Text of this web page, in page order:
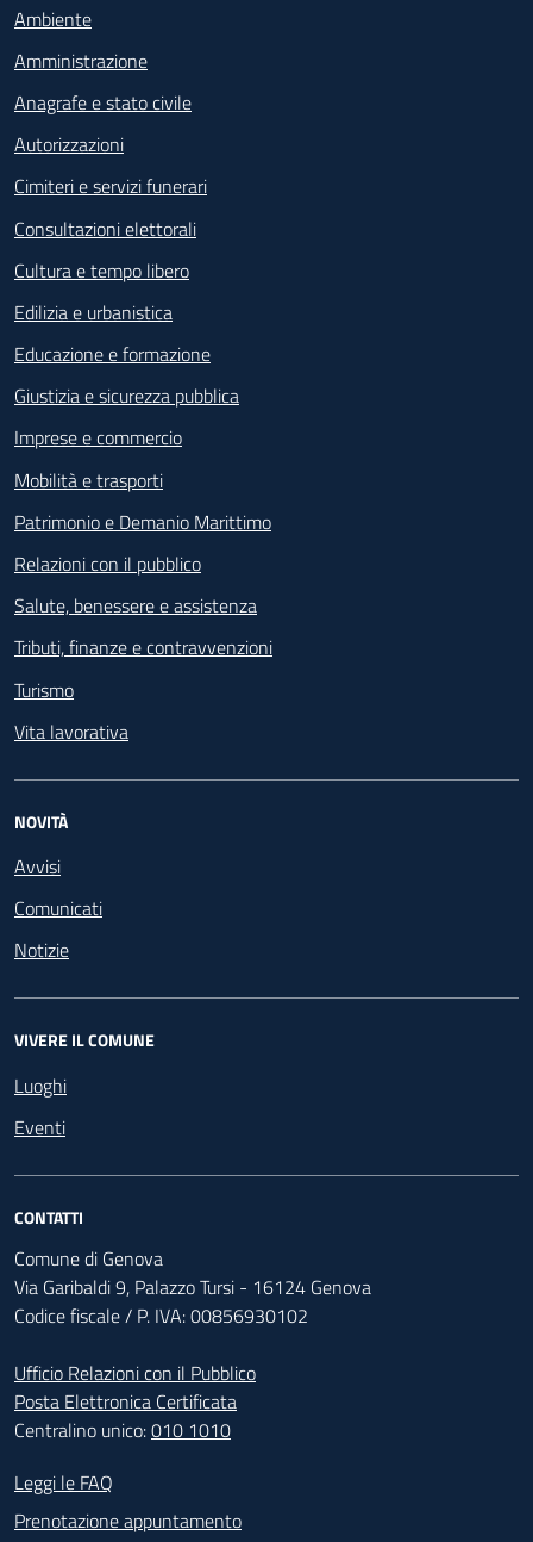
Ambiente
Amministrazione
Anagrafe e stato civile
Autorizzazioni
Cimiteri e servizi funerari
Consultazioni elettorali
Cultura e tempo libero
Edilizia e urbanistica
Educazione e formazione
Giustizia e sicurezza pubblica
Imprese e commercio
Mobilità e trasporti
Patrimonio e Demanio Marittimo
Relazioni con il pubblico
Salute, benessere e assistenza
Tributi, finanze e contravvenzioni
Turismo
Vita lavorativa
NOVITÀ
Avvisi
Comunicati
Notizie
VIVERE IL COMUNE
Luoghi
Eventi
CONTATTI
Comune di Genova
Via Garibaldi 9, Palazzo Tursi - 16124 Genova
Codice fiscale / P. IVA: 00856930102
Ufficio Relazioni con il Pubblico
Posta Elettronica Certificata
Centralino unico:010 1010
Footer - Contatti
Leggi le FAQ
Prenotazione appuntamento